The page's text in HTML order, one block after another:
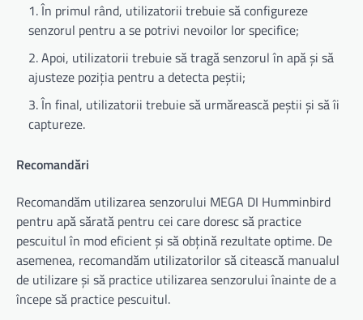
În primul rând, utilizatorii trebuie să configureze
senzorul pentru a se potrivi nevoilor lor specifice;
Apoi, utilizatorii trebuie să tragă senzorul în apă și să
ajusteze poziția pentru a detecta peștii;
În final, utilizatorii trebuie să urmărească peștii și să îi
captureze.
Recomandări
Recomandăm utilizarea senzorului MEGA DI Humminbird
pentru apă sărată pentru cei care doresc să practice
pescuitul în mod eficient și să obțină rezultate optime. De
asemenea, recomandăm utilizatorilor să citească manualul
de utilizare și să practice utilizarea senzorului înainte de a
începe să practice pescuitul.